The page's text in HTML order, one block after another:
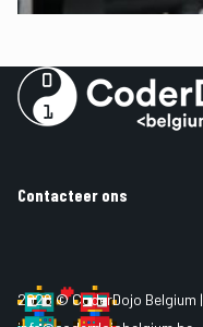
Contacteer ons
2026 © CoderDojo Belgium |